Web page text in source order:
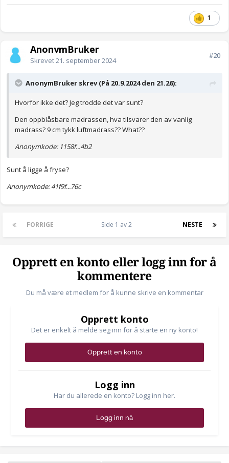
1
AnonymBruker
Skrevet21. september 2024
#20
AnonymBruker skrev (På 20.9.2024 den 21.26):
Hvorfor ikke det? Jeg trodde det var sunt?
Den oppblåsbare madrassen, hva tilsvarer den av vanlig
madrass? 9 cm tykk luftmadrass?? What??
Anonymkode: 1158f...4b2
Sunt å ligge å fryse?
Anonymkode: 41f9f...76c
FORRIGE NESTE
Side 1 av 2
Opprett en konto eller logg inn for å
kommentere
Du må være et medlem for å kunne skrive en kommentar
Opprett konto
Det er enkelt å melde seg inn for å starte en ny konto!
Opprett en konto
Logg inn
Har du allerede en konto? Logg inn her.
Logg inn nå